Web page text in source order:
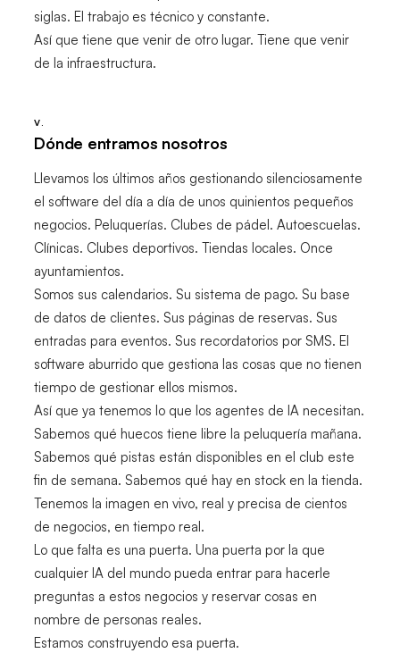
siglas. El trabajo es técnico y constante.
Así que tiene que venir de otro lugar. Tiene que venir
de la infraestructura.
V.
Dónde entramos nosotros
Llevamos los últimos años gestionando silenciosamente
el software del día a día de unos quinientos pequeños
negocios. Peluquerías. Clubes de pádel. Autoescuelas.
Clínicas. Clubes deportivos. Tiendas locales. Once
ayuntamientos.
Somos sus calendarios. Su sistema de pago. Su base
de datos de clientes. Sus páginas de reservas. Sus
entradas para eventos. Sus recordatorios por SMS. El
software aburrido que gestiona las cosas que no tienen
tiempo de gestionar ellos mismos.
Así que ya tenemos lo que los agentes de IA necesitan.
Sabemos qué huecos tiene libre la peluquería mañana.
Sabemos qué pistas están disponibles en el club este
fin de semana. Sabemos qué hay en stock en la tienda.
Tenemos la imagen en vivo, real y precisa de cientos
de negocios, en tiempo real.
Lo que falta es una puerta. Una puerta por la que
cualquier IA del mundo pueda entrar para hacerle
preguntas a estos negocios y reservar cosas en
nombre de personas reales.
Estamos construyendo esa puerta.